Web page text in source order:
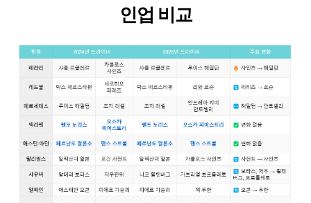
인업 비교